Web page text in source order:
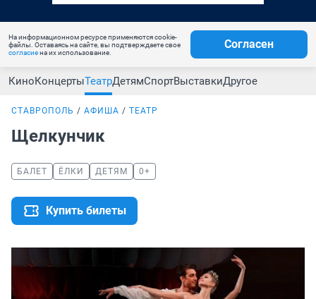
На информационном ресурсе применяются cookie-
файлы. Оставаясь на сайте, вы подтверждаете свое
согласиена их использование.
Согласен
КиноКонцертыТеатрДетямСпортВыставкиДругое
СТАВРОПОЛЬ АФИША ТЕАТР
Щелкунчик
БАЛЕТ ЁЛКИ ДЕТЯМ 0+
Купить билеты